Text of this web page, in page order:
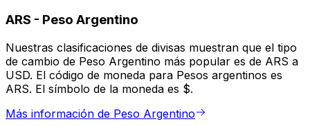
ARS - Peso Argentino
Nuestras clasificaciones de divisas muestran que el tipo
de cambio de Peso Argentino más popular es de ARS a
USD. El código de moneda para Pesos argentinos es
ARS. El símbolo de la moneda es $.
Más información de Peso Argentino